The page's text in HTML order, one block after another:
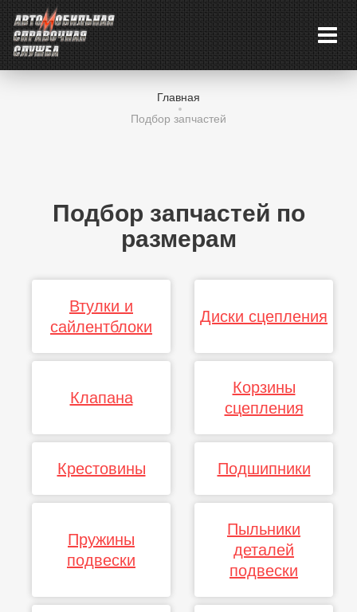
Главная
Подбор запчастей
Подбор запчастей по
размерам
Втулки и
сайлентблоки
Диски сцепления
Клапана
Корзины
сцепления
Крестовины Подшипники
Пружины
подвески
Пыльники
деталей
подвески